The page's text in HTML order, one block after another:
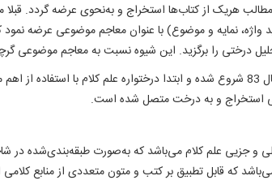
هريک از کتاب‌ها استخراج و به‌نحوی عرضه گردد.
واژه، نمايه و موضوع) با عنوان معاجم موضوعی عرضه
تحليل درختی را برگزید. اين شيوه نسبت به معاجم موضوعی
استخراج و به درخت متصل شده است.
كلى و جزيى علم كلام می‌باشد که به‌صورت طبقه‌بندى‌شده
می‌باشد که قابل تطبيق بر كتب و متون متعددى از منابع